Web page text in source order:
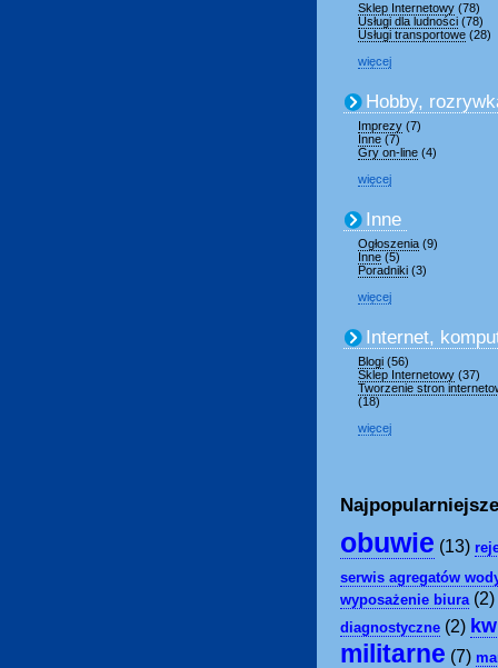
Sklep Internetowy (78)
Usługi dla ludności (78)
Usługi transportowe (28)
więcej
Hobby,
Imprezy (7)
Inne (7)
Gry on-line (4)
więcej
Inne
Ogłoszenia (9)
Inne (5)
Poradniki (3)
więcej
Internet,
Blogi (56)
Sklep Internetowy (37)
Tworzenie stron
(18)
więcej
obuwie (13)
serwis agregatów
wyposażenie biura (2)
diagnostyczne (2)
militarne (7)